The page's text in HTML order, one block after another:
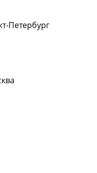
Петербург